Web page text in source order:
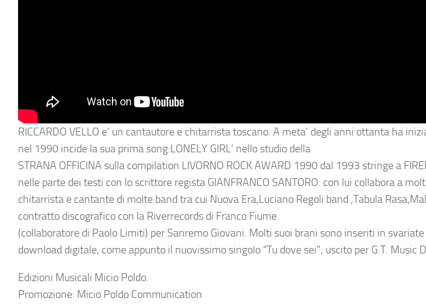
RICCARDO VELLO e’ un cantautore e chitarrista toscano. A meta’ degli anni ottanta ha
nel 1990 incide la sua prima song:LONELY GIRL’ nello studio della
STRANA OFFICINA sulla compilation LIVORNO ROCK AWARD 1990 dal 1993 stringe a
nelle parte dei testi con lo scrittore regista GIANFRANCO SANTORO. con lui collabora a
chitarrista e cantante di molte band tra cui Nuova Era,Luciano Regoli band ,Tabula
contratto discografico con la Riverrecords di Franco Fiume
(collaboratore di Paolo Limiti) per Sanremo Giovani. Molti suoi brani sono inseriti in
download digitale, come appunto il nuovissimo singolo “Tu dove sei”, uscito per G.T. Music
Edizioni Musicali Micio Poldo.
Promozione: Micio Poldo Communication